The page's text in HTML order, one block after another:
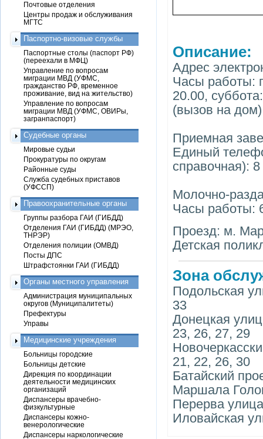
Описание:
Адрес
Часы работы:
20.00,
(вызов на дом)
Приемная
Единый
справочная):
Молочно-
Часы работы:
Проезд: м.
Детская
Зона
Подольская
33
Донецкая
23, 26, 27, 29
21, 22, 26, 30
Батайский
Маршала
Перерва
Иловайская
Почтовые отделения
Центры продаж и обслуживания
МГТС
Паспортно-визовые службы
Паспортные столы (паспорт РФ)
(переехали в МФЦ)
Управление по вопросам
миграции МВД (УФМС,
гражданство РФ, временное
проживание, вид на жительство)
Управление по вопросам
миграции МВД (УФМС, ОВИРы,
загранпаспорт)
Судебные органы
Мировые судьи
Прокуратуры по округам
Районные суды
Служба судебных приставов
(УФССП)
Правоохранительные органы
Группы разбора ГАИ (ГИБДД)
Отделения ГАИ (ГИБДД) (МРЭО,
ТНРЭР)
Отделения полиции (ОМВД)
Посты ДПС
Штрафстоянки ГАИ (ГИБДД)
Органы местного управления
Администрация муниципальных
округов (Муниципалитеты)
Префектуры
Управы
Медицинские учреждения
Больницы городские
Больницы детские
Дирекция по координации
деятельности медицинских
организаций
Диспансеры врачебно-
физкультурные
Диспансеры кожно-
венерологические
Диспансеры наркологические